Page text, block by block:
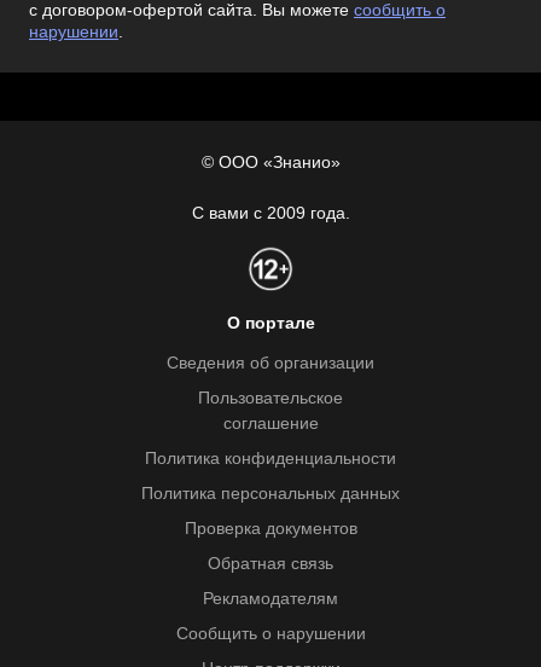
с договором-офертой сайта. Вы можете сообщить о
нарушении.
© ООО «Знанио»
С вами с 2009 года.
О портале
Сведения об организации
Пользовательское
соглашение
Политика конфиденциальности
Политика персональных данных
Проверка документов
Обратная связь
Рекламодателям
Сообщить о нарушении